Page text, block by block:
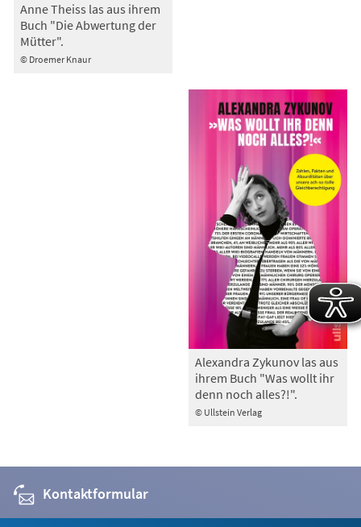
© Droemer Knaur
Anne Theiss las aus ihrem
Buch "Die Abwertung der
Mütter".
© Ullstein Verlag
Alexandra Zykunov las aus
ihrem Buch "Was wollt ihr
denn noch alles?!".
Kontaktformular